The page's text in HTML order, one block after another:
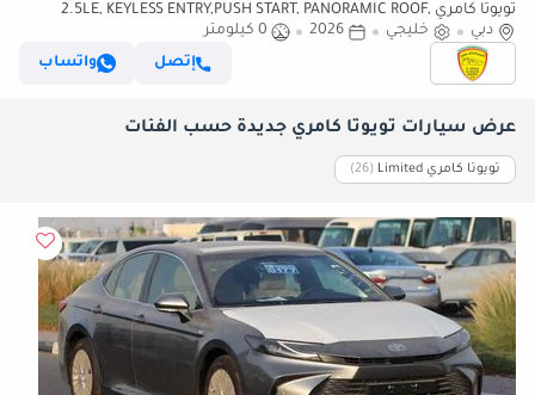
تويوتا كامري 2.5LE, KEYLESS ENTRY,PUSH START, PANORAMIC ROOF,
ALLOY WHEELS, MODEL 2026
دبي خليجي 2026
0 كيلومتر
إتصل
واتساب
عرض سيارات تويوتا كامري جديدة حسب الفئات
تويوتا كامري Limited ‏(26)